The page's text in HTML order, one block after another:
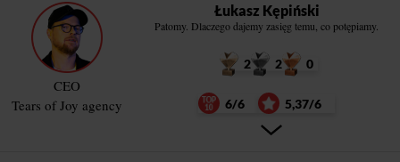
CEO
Tears of Joy agency
Łukasz Kępiński
Patomy. Dlaczego dajemy zasięg temu, co potępiamy.
2 2 0
6/6 5,37/6